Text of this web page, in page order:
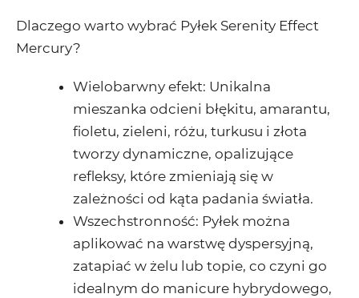
Dlaczego warto wybrać Pyłek Serenity Effect
Mercury?
Wielobarwny efekt: Unikalna
mieszanka odcieni błękitu, amarantu,
fioletu, zieleni, różu, turkusu i złota
tworzy dynamiczne, opalizujące
refleksy, które zmieniają się w
zależności od kąta padania światła.
Wszechstronność: Pyłek można
aplikować na warstwę dyspersyjną,
zatapiać w żelu lub topie, co czyni go
idealnym do manicure hybrydowego,